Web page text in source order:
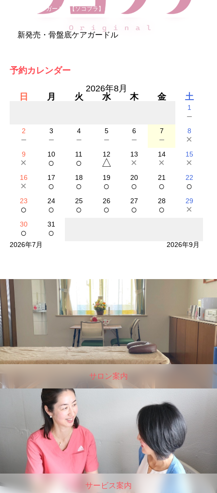
骨盤底ケアガードル【ソコブラ】
新発売・骨盤底ケアガードル
予約カレンダー
2026年8月
日
月 火 水 木 金 土
1
－
2
－
3
－
4
－
5
－
6
－
7
－
8
×
9
×
10
○
11
○
12
△
13
×
14
×
15
×
16
×
17
○
18
○
19
○
20
○
21
○
22
○
23
○
24
○
25
○
26
○
27
○
28
○
29
×
30
○
31
○
2026年7月 2026年9月
サロン案内
サービス案内